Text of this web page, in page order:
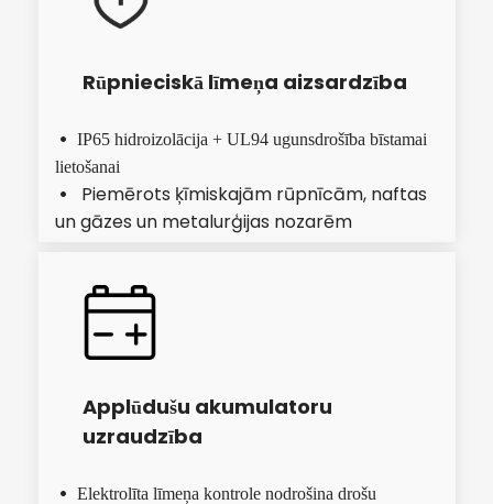
Rūpnieciskā līmeņa aizsardzība
 IP65 hidroizolācija + UL94 ugunsdrošība bīstamai
lietošanai
 Piemērots ķīmiskajām rūpnīcām, naftas
un gāzes un metalurģijas nozarēm
Applūdušu akumulatoru
uzraudzība
 Elektrolīta līmeņa kontrole nodrošina drošu